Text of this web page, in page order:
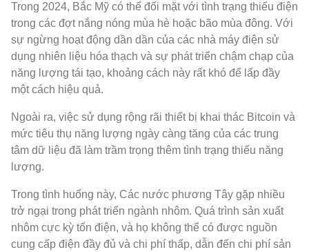
Trong 2024, Bắc Mỹ có thể đối mặt với tình trạng thiếu điện
trong các đợt nắng nóng mùa hè hoặc bão mùa đông. Với
sự ngừng hoạt động dần dần của các nhà máy điện sử
dụng nhiên liệu hóa thạch và sự phát triển chậm chạp của
năng lượng tái tạo, khoảng cách này rất khó để lấp đầy
một cách hiệu quả.
Ngoài ra, việc sử dụng rộng rãi thiết bị khai thác Bitcoin và
mức tiêu thụ năng lượng ngày càng tăng của các trung
tâm dữ liệu đã làm trầm trọng thêm tình trạng thiếu năng
lượng.
Trong tình huống này, Các nước phương Tây gặp nhiều
trở ngại trong phát triển ngành nhôm. Quá trình sản xuất
nhôm cực kỳ tốn điện, và họ không thể có được nguồn
cung cấp điện đầy đủ và chi phí thấp, dẫn đến chi phí sản